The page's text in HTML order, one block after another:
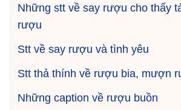
Những stt về say rượu cho thấy
rượu
Stt về say rượu và tình yêu
Stt thả thính về rượu bia, mượn
Những caption về rượu buồn